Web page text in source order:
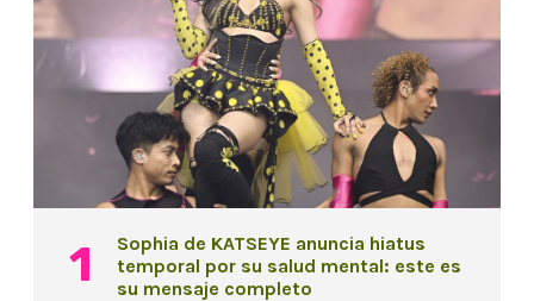
Sophia de KATSEYE anuncia hiatus
temporal por su salud mental: este es
su mensaje completo